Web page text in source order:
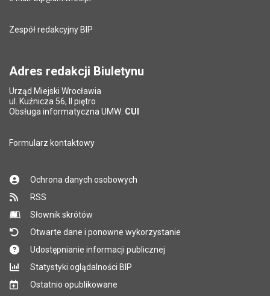
Adres e-mail znajomego
Pytanie antyspamowe
*
Pole wymagane
Zespół redakcyjny BIP
Adres redakcji Biuletynu
Urząd Miejski Wrocławia
ul. Kuźnicza 56, II piętro
Obsługa informatyczna UMW: CUI
Formularz kontaktowy
Ochrona danych osobowych
RSS
Słownik skrótów
Otwarte dane i ponowne wykorzystanie
Udostępnianie informacji publicznej
Statystyki oglądalności BIP
Ostatnio opublikowane